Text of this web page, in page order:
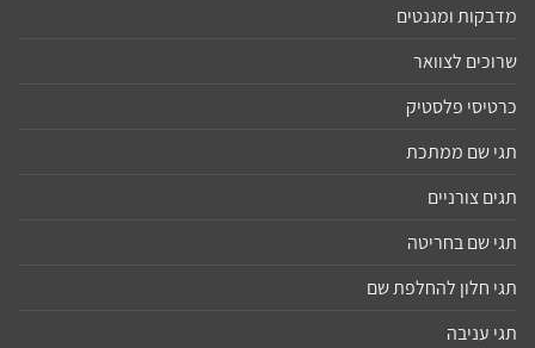
מדבקות ומגנטים
שרוכים לצוואר
כרטיסי פלסטיק
תגי שם ממתכת
תגים צורניים
תגי שם בחריטה
תגי חלון להחלפת שם
תגי עניבה